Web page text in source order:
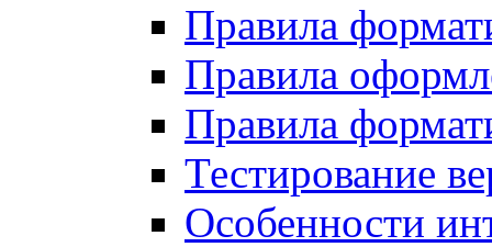
Правила
Правила
Правила
Тестирование
Особенности